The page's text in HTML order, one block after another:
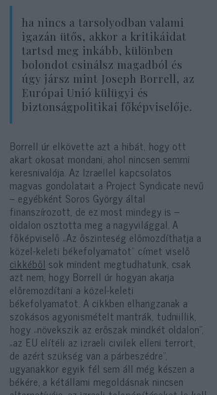
ha nincs a tarsolyodban valami
igazán ütős, akkor a kritikáidat
tartsd meg inkább, különben
bolondot csinálsz magadból és
úgy jársz mint Joseph Borrell, az
Európai Unió külügyi és
biztonságpolitikai főképviselője.
Borrell úr elkövette azt a hibát, hogy ott
akart okosat mondani, ahol nincsen semmi
keresnivalója. Az Izraellel kapcsolatos
magvas gondolatait a Project Syndicate nevű
– egyébként Soros György által
finanszírozott, de ez most mindegy is –
oldalon osztotta meg a nagyvilággal. A
főképviselő „Az őszinteség előmozdíthatja a
közel-keleti békefolyamatot” címet viselő
cikkéből sok mindent megtudhatunk, csak
azt nem, hogy Borrell úr hogyan akarja
előremozdítani a közel-keleti
békefolyamatot. A cikkben elhangzanak a
szokásos agyonismételt mantrák, tudniillik,
hogy „növekszik az erőszak mindkét oldalon”,
„az EU elítéli az izraeli civilek elleni terrort,
de azért szükség van a párbeszédre”,
ugyanakkor egyik fél sem áll még készen a
békére, a kétállami megoldásnak nincsen